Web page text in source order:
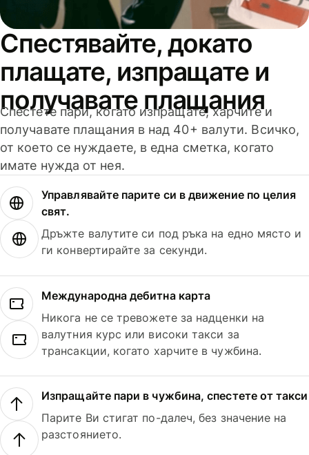
Спестявайте, докато
плащате, изпращате и
получавате плащания
Спестете пари, когато изпращате, харчите и
получавате плащания в над 40+ валути. Всичко,
от което се нуждаете, в една сметка, когато
имате нужда от нея.
Управлявайте парите си в движение по целия
свят.
Дръжте валутите си под ръка на едно място и
ги конвертирайте за секунди.
Международна дебитна карта
Никога не се тревожете за надценки на
валутния курс или високи такси за
трансакции, когато харчите в чужбина.
Изпращайте пари в чужбина, спестете от такси
Парите Ви стигат по-далеч, без значение на
разстоянието.